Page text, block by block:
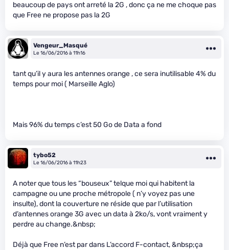
beaucoup de pays ont arreté la 2G , donc ça ne me choque pas
que Free ne propose pas la 2G
Vengeur_Masqué
Le 16/06/2016 à 11h16
tant qu’il y aura les antennes orange , ce sera inutilisable 4% du
temps pour moi ( Marseille Aglo)
Mais 96% du temps c’est 50 Go de Data a fond
tybo52
Le 16/06/2016 à 11h23
A noter que tous les “bouseux” telque moi qui habitent la
campagne ou une proche métropole ( n’y voyez pas une
insulte), dont la couverture ne réside que par l’utilisation
d’antennes orange 3G avec un data à 2ko/s, vont vraiment y
perdre au change.&nbsp;
Déjà que Free n’est par dans L’accord F-contact, &nbsp;ça